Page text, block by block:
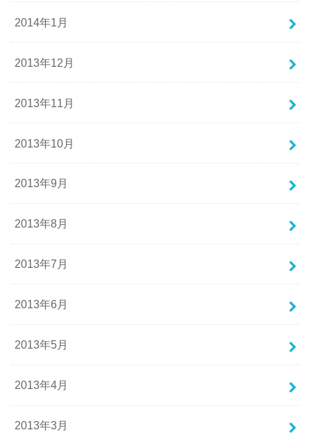
2014年1月
2013年12月
2013年11月
2013年10月
2013年9月
2013年8月
2013年7月
2013年6月
2013年5月
2013年4月
2013年3月